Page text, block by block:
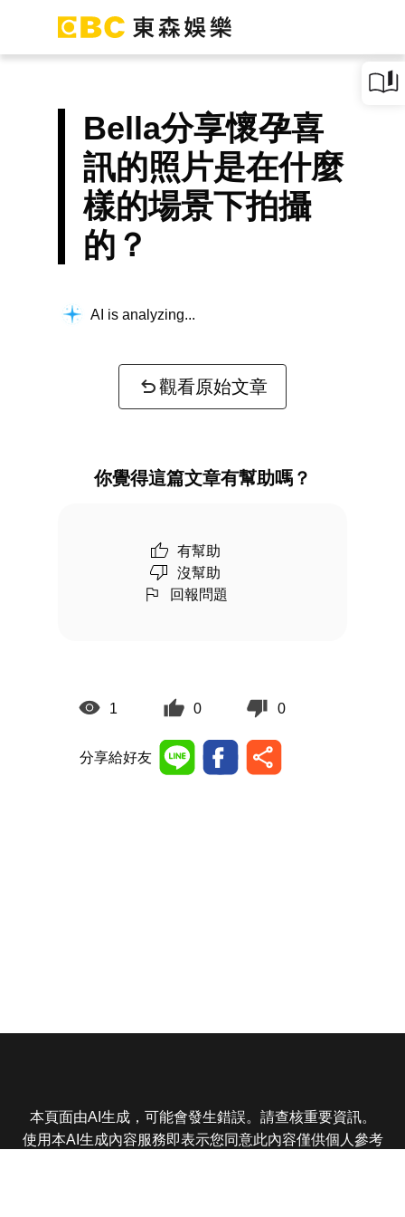
Bella分享懷孕喜
訊的照片是在什麼
樣的場景下拍攝
的？
AI is analyzing...
觀看原始文章
你覺得這篇文章有幫助嗎？
有幫助
沒幫助
回報問題
1 0 0
分享給好友
本頁面由AI生成，可能會發生錯誤。請查核重要資訊。
使用本AI生成內容服務即表示您同意此內容僅供個人參考